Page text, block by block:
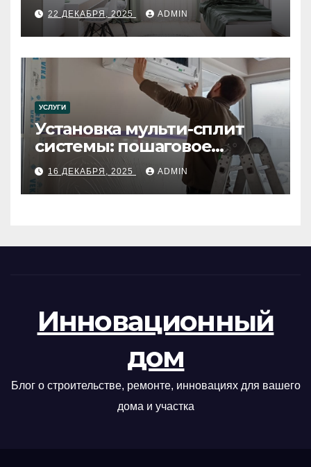
22 ДЕКАБРЯ, 2025 ADMIN
УСЛУГИ
Установка мульти-сплит
системы: пошаговое
руководство
16 ДЕКАБРЯ, 2025 ADMIN
Инновационный
дом
Блог о строительстве, ремонте, инновациях для вашего
дома и участка